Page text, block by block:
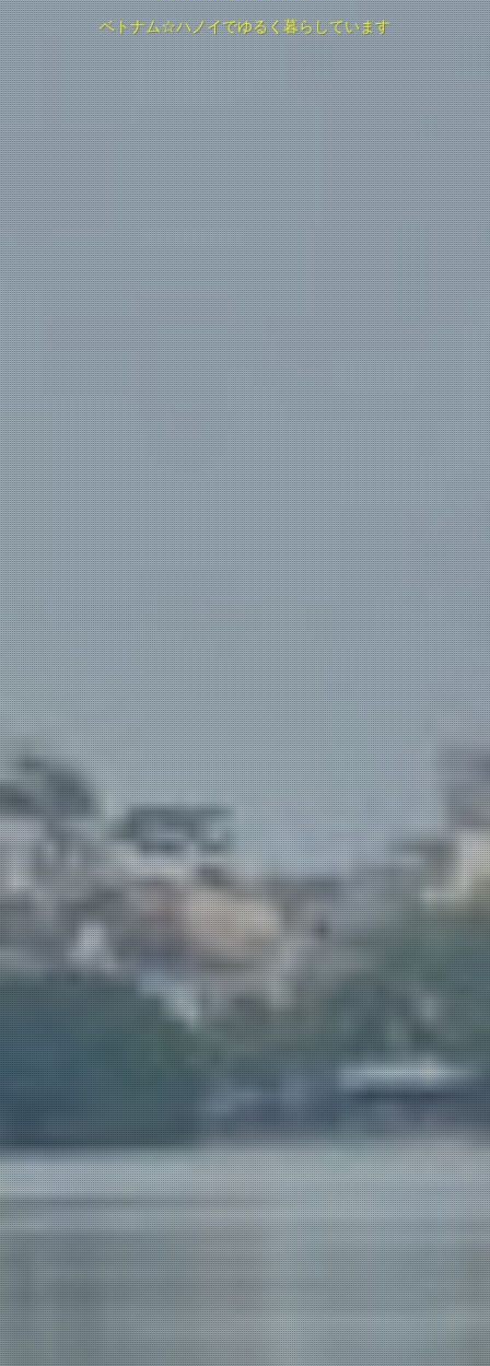
ベトナム☆ハノイでゆるく暮らしています